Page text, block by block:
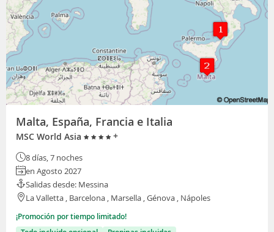
Malta, España, Francia e Italia
MSC World Asia +
8 días, 7 noches
en Agosto 2027
Salidas desde: Messina
La Valletta , Barcelona , Marsella , Génova , Nápoles
¡Promoción por tiempo limitado!